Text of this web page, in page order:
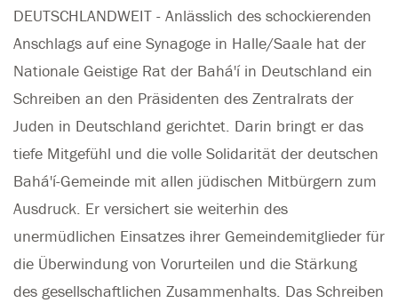
DEUTSCHLANDWEIT - Anlässlich des schockierenden
Anschlags auf eine Synagoge in Halle/Saale hat der
Nationale Geistige Rat der Bahá'í in Deutschland ein
Schreiben an den Präsidenten des Zentralrats der
Juden in Deutschland gerichtet. Darin bringt er das
tiefe Mitgefühl und die volle Solidarität der deutschen
Bahá'í-Gemeinde mit allen jüdischen Mitbürgern zum
Ausdruck. Er versichert sie weiterhin des
unermüdlichen Einsatzes ihrer Gemeindemitglieder für
die Überwindung von Vorurteilen und die Stärkung
des gesellschaftlichen Zusammenhalts. Das Schreiben